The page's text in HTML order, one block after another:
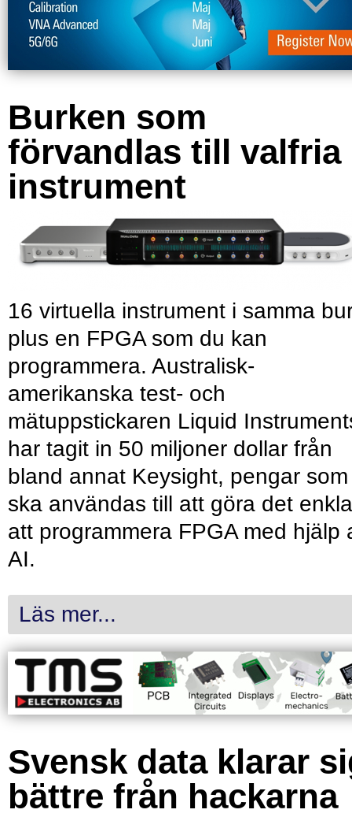
Burken som
förvandlas till valfria
instrument
16 virtuella instrument i samma
plus en FPGA som du kan
programmera. Australisk-
amerikanska test- och
mätuppstickaren Liquid
har tagit in 50 miljoner dollar från
bland annat Keysight, pengar som
ska användas till att göra det
att programmera FPGA med hjälp
AI.
Läs mer...
Svensk data klarar
bättre från hackarna